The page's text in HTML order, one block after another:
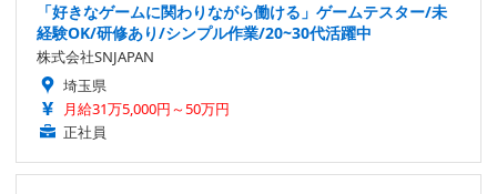
「好きなゲームに関わりながら働ける」ゲームテスター/未
経験OK/研修あり/シンプル作業/20~30代活躍中
株式会社SNJAPAN
埼玉県
月給31万5,000円～50万円
正社員